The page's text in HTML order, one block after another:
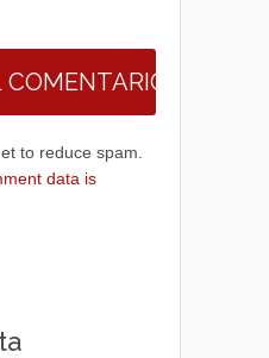
to reduce spam.
data is